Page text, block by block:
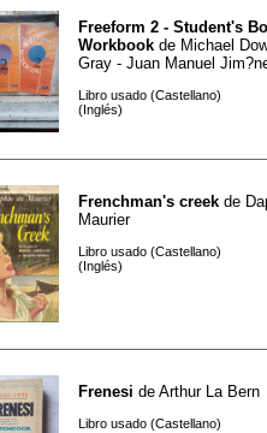
Freeform 2 - Student's
Workbook de Michael
Gray - Juan Manuel
Libro usado (Castellano)
(Inglés)
Frenchman's creek de
Maurier
Libro usado (Castellano)
(Inglés)
Frenesi de Arthur La Bern
Libro usado (Castellano)